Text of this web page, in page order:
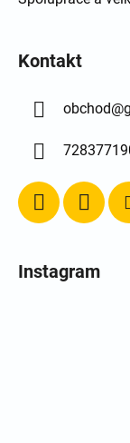
Kontakt
obchod@
Instagram